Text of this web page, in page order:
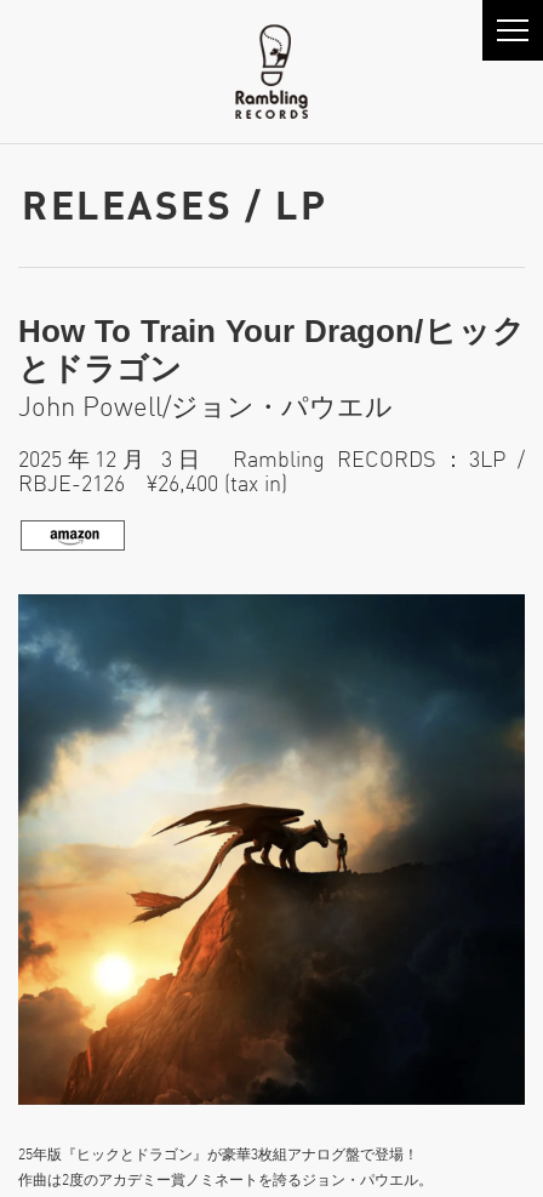
RELEASES / LP
How To Train Your Dragon/ヒック
とドラゴン
John Powell/ジョン・パウエル
2025年12月 3日 Rambling RECORDS：3LP /
RBJE-2126 ¥26,400 (tax in)
25年版『ヒックとドラゴン』が豪華3枚組アナログ盤で登場！
作曲は2度のアカデミー賞ノミネートを誇るジョン・パウエル。